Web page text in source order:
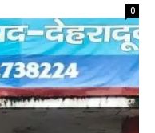
0